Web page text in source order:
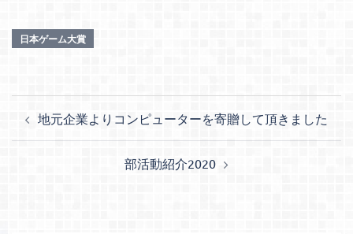
日本ゲーム大賞
稿 地元企業よりコンピューターを寄贈して頂きました
部活動紹介2020